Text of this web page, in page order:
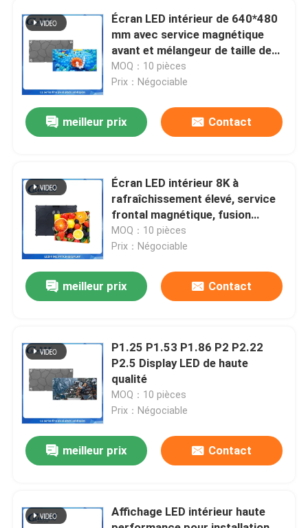
Aperçu
VR Show
A propos de nous
Visite d'usine
Contrôle de la qualité
Contact
nouvelles
Affichage de mur vidéo LED
Écran LED intérieur de 640*480
mm avec service magnétique
avant et mélangeur de taille de
cabinet sans couture
MOQ：10 pièces
Prix：Négociable
meilleur prix Contact
Écran LED intérieur 8K à
rafraîchissement élevé, service
frontal magnétique, fusion
transparente de différentes
tailles d'armoires
MOQ：10 pièces
Prix：Négociable
meilleur prix Contact
P1.25 P1.53 P1.86 P2 P2.22
P2.5 Display LED de haute
qualité
MOQ：10 pièces
Prix：Négociable
meilleur prix Contact
Affichage LED intérieur haute